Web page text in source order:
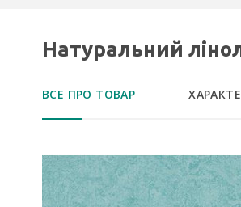
Натуральний
ВСЕ ПРО ТОВАР